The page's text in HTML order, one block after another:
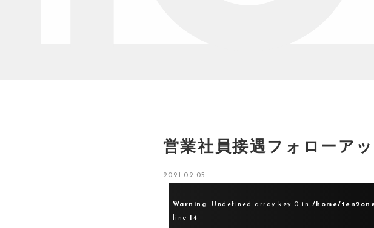
営業社員接遇フォローア
2021.02.05
Warning: Undefined array key 0 in /home/
line14